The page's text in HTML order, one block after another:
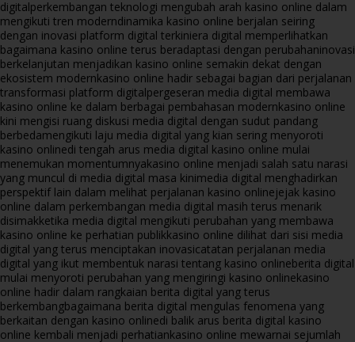
digitalperkembangan teknologi mengubah arah kasino online dalam
mengikuti tren moderndinamika kasino online berjalan seiring
dengan inovasi platform digital terkiniera digital memperlihatkan
bagaimana kasino online terus beradaptasi dengan perubahaninovasi
berkelanjutan menjadikan kasino online semakin dekat dengan
ekosistem modernkasino online hadir sebagai bagian dari perjalanan
transformasi platform digitalpergeseran media digital membawa
kasino online ke dalam berbagai pembahasan modernkasino online
kini mengisi ruang diskusi media digital dengan sudut pandang
berbedamengikuti laju media digital yang kian sering menyoroti
kasino onlinedi tengah arus media digital kasino online mulai
menemukan momentumnyakasino online menjadi salah satu narasi
yang muncul di media digital masa kinimedia digital menghadirkan
perspektif lain dalam melihat perjalanan kasino onlinejejak kasino
online dalam perkembangan media digital masih terus menarik
disimakketika media digital mengikuti perubahan yang membawa
kasino online ke perhatian publikkasino online dilihat dari sisi media
digital yang terus menciptakan inovasicatatan perjalanan media
digital yang ikut membentuk narasi tentang kasino onlineberita digital
mulai menyoroti perubahan yang mengiringi kasino onlinekasino
online hadir dalam rangkaian berita digital yang terus
berkembangbagaimana berita digital mengulas fenomena yang
berkaitan dengan kasino onlinedi balik arus berita digital kasino
online kembali menjadi perhatiankasino online mewarnai sejumlah